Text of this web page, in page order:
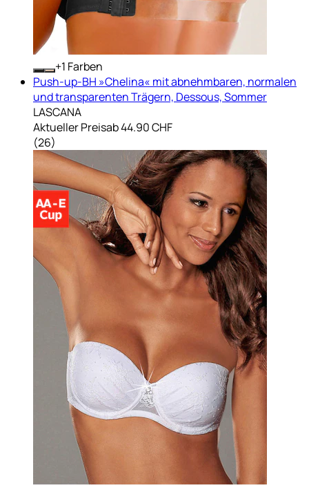
+ Farben
Push-up-BH »Chelina« mit abnehmbaren, normalen
und transparenten Trägern, Dessous, Sommer
LASCANA
Aktueller Preisab44.90 CHF
(26)